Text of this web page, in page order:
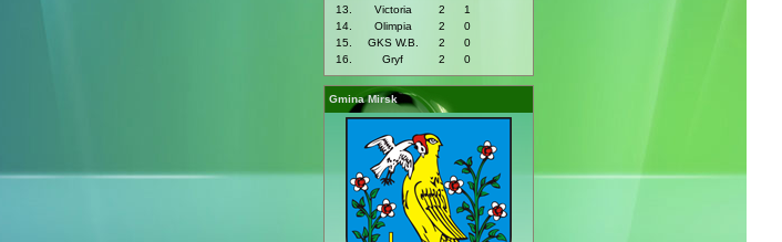
13.
Victoria 2
1
14.
Olimpia 2
0
15.
GKS W.B. 2
0
16.
Gryf 2 0
Gmina Mirsk